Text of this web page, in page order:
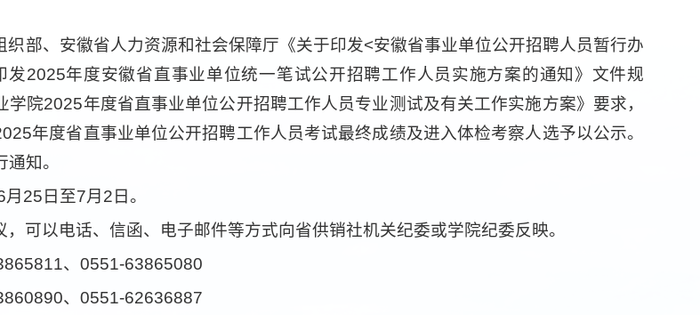
织部、安徽省人力资源和社会保障厅《关于印发<安徽省事业单位公开招聘人员暂行办
发2025年度安徽省直事业单位统一笔试公开招聘工作人员实施方案的通知》文件规
学院2025年度省直事业单位公开招聘工作人员专业测试及有关工作实施方案》要求，
年度省直事业单位公开招聘工作人员考试最终成绩及进入体检考察人选予以公示。
知。
25日至7月2日。
，可以电话、信函、电子邮件等方式向省供销社机关纪委或学院纪委反映。
、0551-63865080
、0551-62636887